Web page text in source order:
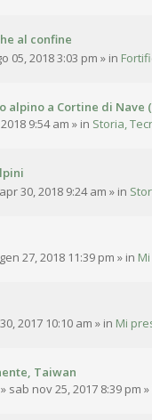
al confine
05, 2018 3:03 pm » in
alpino a Cortine di Nave
9:54 am » in Storia,
30, 2018 9:24 am » in
27, 2018 11:39 pm » in
2017 10:10 am » in Mi
Taiwan
» sab nov 25, 2017 8:39 pm